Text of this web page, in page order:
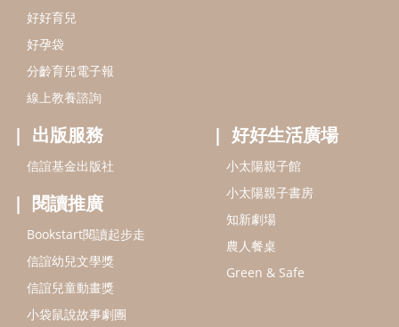
好好育兒
好孕袋
分齡育兒電子報
線上教養諮詢
出版服務
信誼基金出版社
閱讀推廣
Bookstart閱讀起步走
信誼幼兒文學獎
信誼兒童動畫獎
小袋鼠說故事劇團
好好生活廣場
小太陽親子館
小太陽親子書房
知新劇場
農人餐桌
Green & Safe